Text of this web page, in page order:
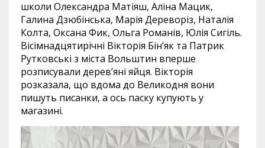
школи Олександра Матіяш, Аліна Мацик,
Галина Дзюбінська, Марія Дереворіз, Наталія
Колта, Оксана Фик, Ольга Романів, Юлія Сигіль.
Вісімнадцятирічні Вікторія Бін’як та Патрик
Рутковські з міста Вольштин вперше
розписували дерев’яні яйця. Вікторія
розказала, що вдома до Великодня вони
пишуть писанки, а ось паску купують у
магазині.